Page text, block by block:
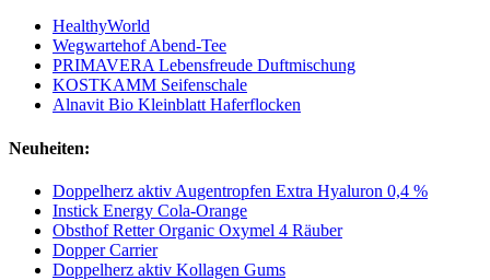
HealthyWorld
Wegwartehof Abend-Tee
PRIMAVERA Lebensfreude Duftmischung
KOSTKAMM Seifenschale
Alnavit Bio Kleinblatt Haferflocken
Neuheiten:
Doppelherz aktiv Augentropfen Extra Hyaluron 0,4 %
Instick Energy Cola-Orange
Obsthof Retter Organic Oxymel 4 Räuber
Dopper Carrier
Doppelherz aktiv Kollagen Gums